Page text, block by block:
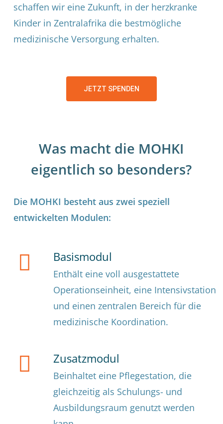
schaffen wir eine Zukunft, in der herzkranke
Kinder in Zentralafrika die bestmögliche
medizinische Versorgung erhalten.
JETZT SPENDEN
Was macht die MOHKI
eigentlich so besonders?
Die MOHKI besteht aus zwei speziell
entwickelten Modulen:
Basismodul
Enthält eine voll ausgestattete
Operationseinheit, eine Intensivstation
und einen zentralen Bereich für die
medizinische Koordination.
Zusatzmodul
Beinhaltet eine Pflegestation, die
gleichzeitig als Schulungs- und
Ausbildungsraum genutzt werden